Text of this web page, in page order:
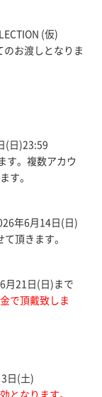
(仮)
お渡しとなりま
(日)23:59
す。複数アカウ
す。
年6月14日(日)
頂きます。
月21日(日)まで
で頂戴致しま
日(土)
となります。